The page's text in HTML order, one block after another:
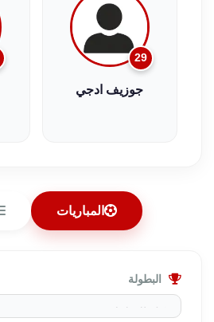
29
جوزيف ادجي
المباريات
البطولة